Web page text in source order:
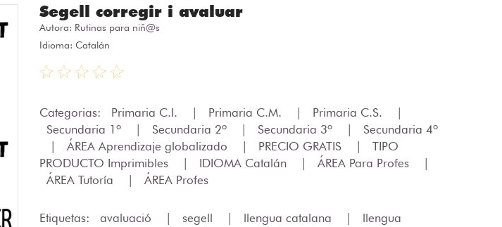
Segell corregir i avaluar
Autora: Rutinas para niñ@s
Idioma: Catalán
Categorias: Primaria C.I. Primaria C.M. Primaria C.S.
Secundaria 1º
Secundaria 2º Secundaria 3º
Secundaria 4º
ÁREA Aprendizaje globalizado PRECIO GRATIS
TIPO
PRODUCTO Imprimibles
IDIOMA Catalán ÁREA Para Profes
ÁREA Tutoría
ÁREA Profes
Etiquetas: avaluació segell llengua catalana
llengua